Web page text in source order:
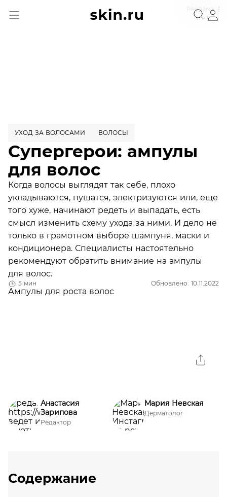
Реклама
5 мин Обновлено: 10.11.2022
УХОД ЗА ВОЛОСАМИ ВОЛОСЫ
Супергерои: ампулы
для волос
Когда волосы выглядят так себе, плохо
укладываются, пушатся, электризуются или, еще
того хуже, начинают редеть и выпадать, есть
смысл изменить схему ухода за ними. И дело не
только в грамотном выборе шампуня, маски и
кондиционера. Специалисты настоятельно
рекомендуют обратить внимание на ампулы
для волос.
Анастасия
Зарипова
Редактор
Мария Невская
Дерматолог
Содержание